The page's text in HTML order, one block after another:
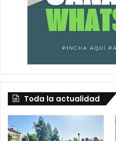
Toda la actualidad